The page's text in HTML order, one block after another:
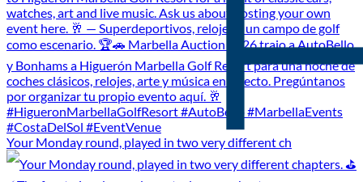
Your Monday round, played in two very different ch